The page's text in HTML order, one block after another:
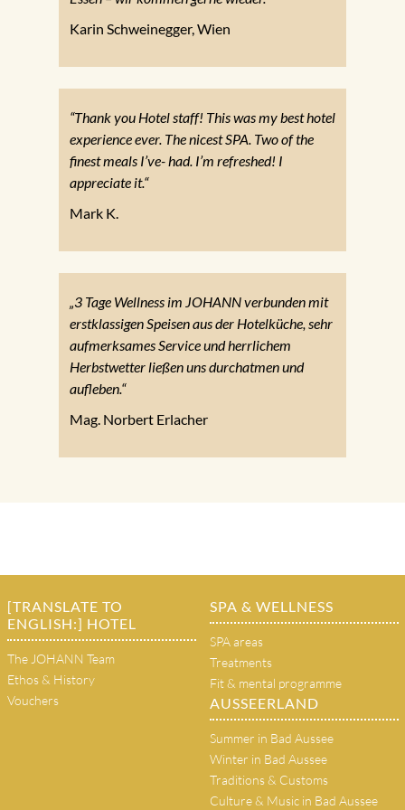
Karin Schweinegger, Wien
“Thank you Hotel staff! This was my best hotel
experience ever. The nicest SPA. Two of the
finest meals I’ve- had. I’m refreshed! I
appreciate it.“
Mark K.
„3 Tage Wellness im JOHANN verbunden mit
erstklassigen Speisen aus der Hotelküche, sehr
aufmerksames Service und herrlichem
Herbstwetter ließen uns durchatmen und
aufleben.“
Mag. Norbert Erlacher
[TRANSLATE TO
ENGLISH:] HOTEL
The JOHANN Team
Ethos & History
Vouchers
SPA & WELLNESS
SPA areas
Treatments
Fit & mental programme
AUSSEERLAND
Summer in Bad Aussee
Winter in Bad Aussee
Traditions & Customs
Culture & Music in Bad Aussee